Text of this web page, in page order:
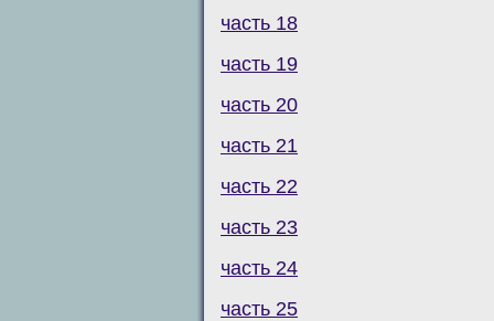
часть 18
часть 19
часть 20
часть 21
часть 22
часть 23
часть 24
часть 25